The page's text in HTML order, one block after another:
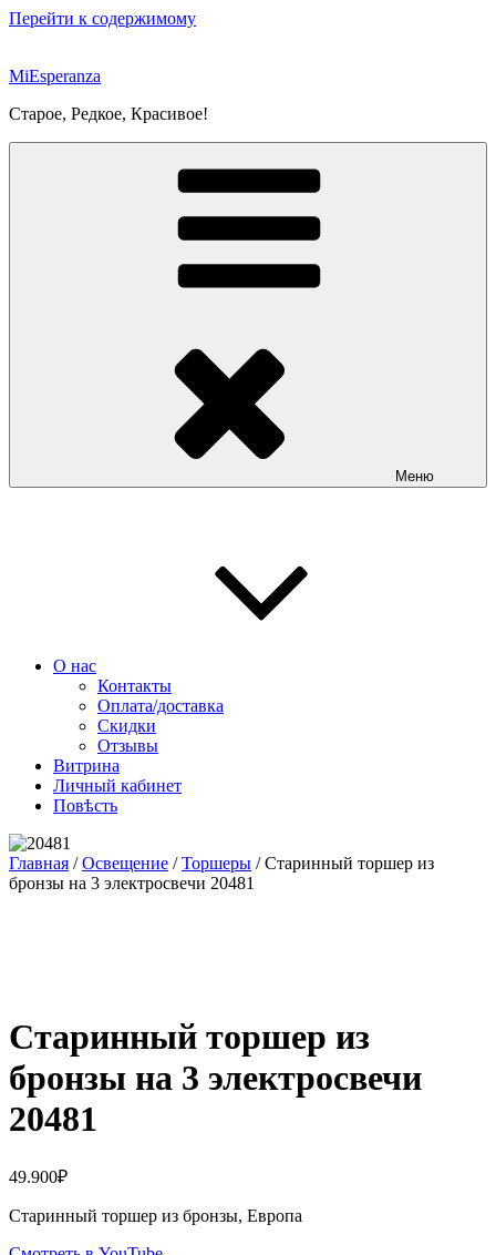
Перейти к содержимому
MiEsperanza
Старое, Редкое, Красивое!
Меню
О нас
Контакты
Оплата/доставка
Скидки
Отзывы
Витрина
Личный кабинет
Повѣсть
Главная /Освещение /Торшеры / Старинный торшер из
бронзы на 3 электросвечи 20481
Старинный торшер из
бронзы на 3 электросвечи
20481
49.900₽
Старинный торшер из бронзы, Европа